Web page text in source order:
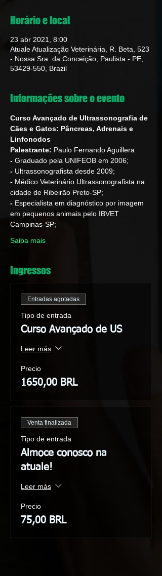
Horário e local
23 abr 2021, 8:00
Atuale Atualização Veterinária, R. Beta, 523
- Nossa Sra. da Conceição, Paulista - PE,
53429-550, Brazil
Informações sobre o evento
Curso Avançado de Ultrassonografia de
Cães e Gatos: Pâncreas, Adrenais e
Linfonodos
Palestrante: Paulo Fernando Aguillera
- Graduado pela UNIFEOB em 2006;
- Ultrassonografista desde 2009;
- Médico Veterinário Ultrassonografista na
cidade de Ribeirão Preto-SP;
- Especialista em diagnóstico por imagem
em pequenos animais pelo IBVET
Campinas-SP;
Saiba mais
Ingressos
Entradas agotadas
Tipo de entrada
Curso Avançado de US
Leer más
Precio
1650,00 BRL
Venta finalizada
Tipo de entrada
Almoce conosco na
atuale!
Leer más
Precio
75,00 BRL